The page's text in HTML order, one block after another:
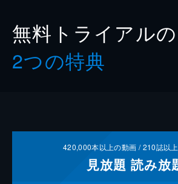
無料トライアルの
2つの特典
420,000本以上の動画 /210誌以
見放題 読み放